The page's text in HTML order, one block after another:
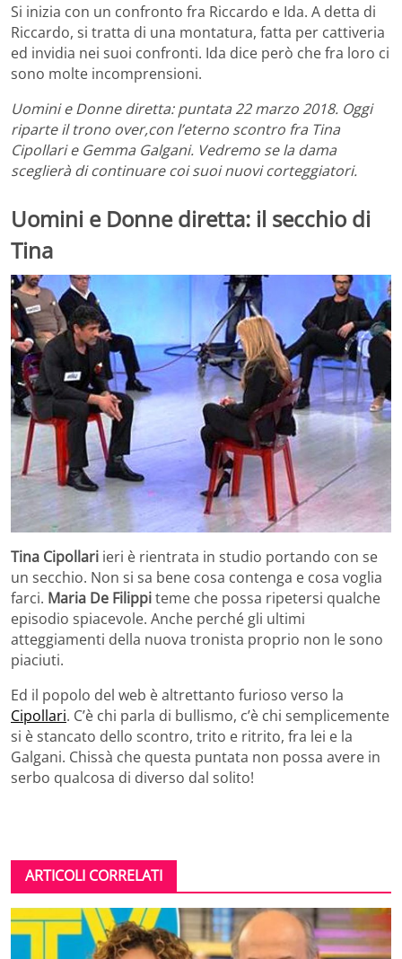
Si inizia con un confronto fra Riccardo e Ida. A detta di
Riccardo, si tratta di una montatura, fatta per cattiveria
ed invidia nei suoi confronti. Ida dice però che fra loro ci
sono molte incomprensioni.
Uomini e Donne diretta: puntata 22 marzo 2018. Oggi
riparte il trono over,con l’eterno scontro fra Tina
Cipollari e Gemma Galgani. Vedremo se la dama
sceglierà di continuare coi suoi nuovi corteggiatori.
Uomini e Donne diretta: il secchio di
Tina
Tina Cipollari ieri è rientrata in studio portando con se
un secchio. Non si sa bene cosa contenga e cosa voglia
farci. Maria De Filippiteme che possa ripetersi qualche
episodio spiacevole. Anche perché gli ultimi
atteggiamenti della nuova tronista proprio non le sono
piaciuti.
Ed il popolo del web è altrettanto furioso verso la
Cipollari. C’è chi parla di bullismo, c’è chi semplicemente
si è stancato dello scontro, trito e ritrito, fra lei e la
Galgani. Chissà che questa puntata non possa avere in
serbo qualcosa di diverso dal solito!
ARTICOLI CORRELATI